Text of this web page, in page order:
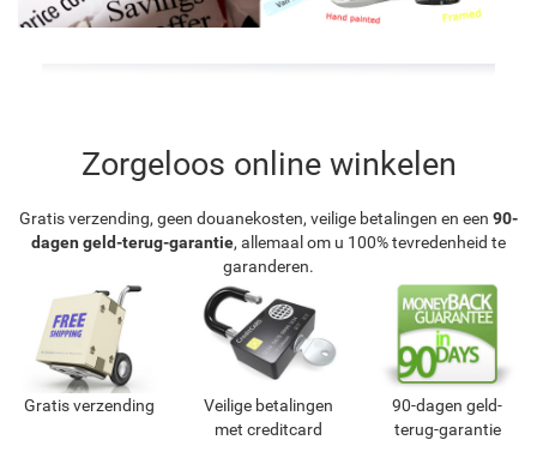
Zorgeloos online winkelen
Gratis verzending, geen douanekosten, veilige betalingen en een 90-
dagen geld-terug-garantie, allemaal om u 100% tevredenheid te
garanderen.
Gratis verzending
Veilige betalingen
met creditcard
90-dagen geld-
terug-garantie